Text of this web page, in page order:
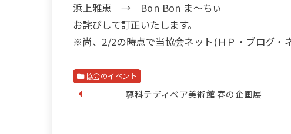
浜上雅恵 → Bon Bon ま～ちぃ
お詫びして訂正いたします。
※尚、2/2の時点で当協会ネット(ＨＰ・ブログ・
協会のイベント
蓼科テディベア美術館 春の企画展